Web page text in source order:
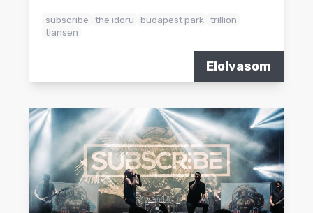
subscribe the idoru budapest park
trillion
tiansen
Elolvasom